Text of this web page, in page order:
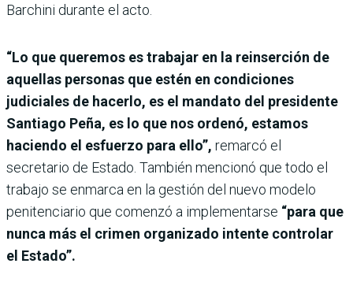
Barchini durante el acto.
“Lo que queremos es trabajar en la reinserción de
aquellas personas que estén en condiciones
judiciales de hacerlo, es el mandato del presidente
Santiago Peña, es lo que nos ordenó, estamos
haciendo el esfuerzo para ello”, remarcó el
secretario de Estado. También mencionó que todo el
trabajo se enmarca en la gestión del nuevo modelo
penitenciario que comenzó a implementarse “para que
nunca más el crimen organizado intente controlar
el Estado”.